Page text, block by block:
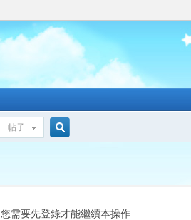
帖子
索
您需要先登錄才能繼續本操作